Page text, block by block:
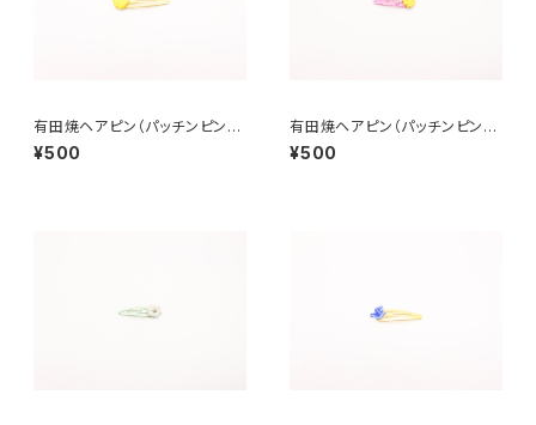
有田焼ヘアピン（パッチンピン）
バナナ①
¥500
有田焼ヘアピン（パッチンピン）
バナナ②
¥500